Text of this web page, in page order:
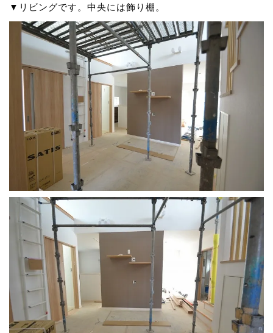
▼リビングです。中央には飾り棚。